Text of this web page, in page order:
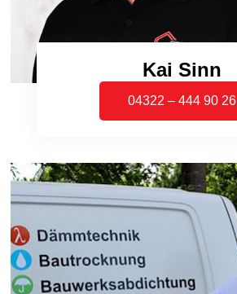
Kai Sinn
04322 – 444 90 26